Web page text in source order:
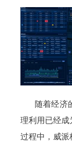
随着经济
理利用已经
过程中，威派